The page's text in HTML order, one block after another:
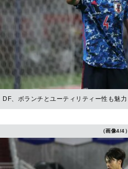
DF、ボランチとユーティリティー性も魅力
（画像4/4）